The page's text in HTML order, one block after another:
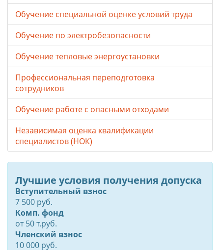
Обучение специальной оценке условий труда
Обучение по электробезопасности
Обучение тепловые энергоустановки
Профессиональная переподготовка
сотрудников
Обучение работе с опасными отходами
Независимая оценка квалификации
специалистов (НОК)
Лучшие условия получения допуска
Вступительный взнос
7 500 руб.
Комп. фонд
от50т.руб.
Членский взнос
10 000 руб.